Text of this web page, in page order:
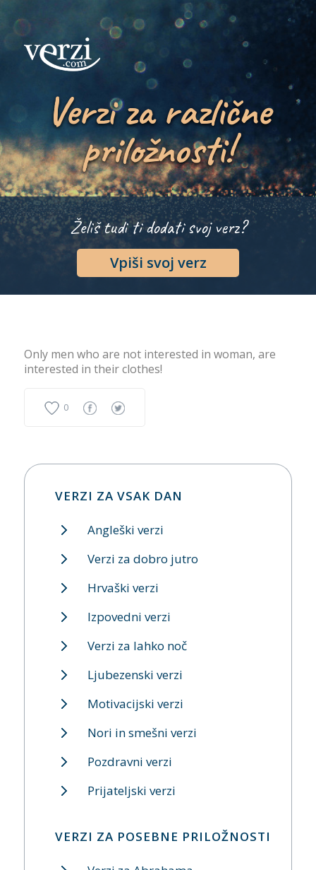
Verzi za različne
priložnosti!
Želiš tudi ti dodati svoj verz?
Vpiši svoj verz
Only men who are not interested in woman, are
interested in their clothes!
0
VERZI ZA VSAK DAN
Angleški verzi
Verzi za dobro jutro
Hrvaški verzi
Izpovedni verzi
Verzi za lahko noč
Ljubezenski verzi
Motivacijski verzi
Nori in smešni verzi
Pozdravni verzi
Prijateljski verzi
VERZI ZA POSEBNE PRILOŽNOSTI